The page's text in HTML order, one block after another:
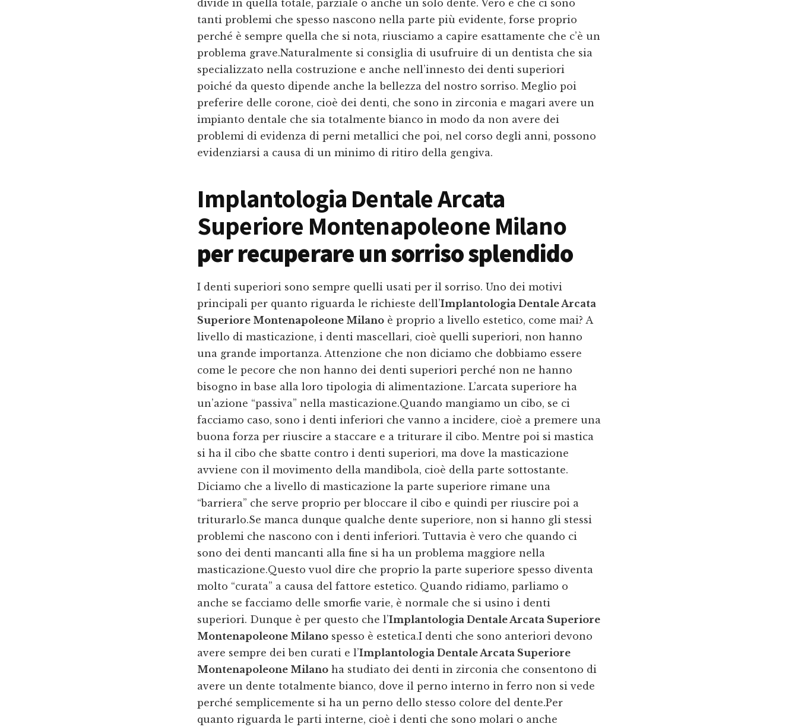
divide in quella totale, parziale o anche un solo dente. Vero è che ci sono
tanti problemi che spesso nascono nella parte più evidente, forse proprio
perché è sempre quella che si nota, riusciamo a capire esattamente che c’è un
problema grave.Naturalmente si consiglia di usufruire di un dentista che sia
specializzato nella costruzione e anche nell’innesto dei denti superiori
poiché da questo dipende anche la bellezza del nostro sorriso. Meglio poi
preferire delle corone, cioè dei denti, che sono in zirconia e magari avere un
impianto dentale che sia totalmente bianco in modo da non avere dei
problemi di evidenza di perni metallici che poi, nel corso degli anni, possono
evidenziarsi a causa di un minimo di ritiro della gengiva.
Implantologia Dentale Arcata
Superiore Montenapoleone Milano
per recuperare un sorriso splendido
I denti superiori sono sempre quelli usati per il sorriso. Uno dei motivi
principali per quanto riguarda le richieste dell’Implantologia Dentale Arcata
Superiore Montenapoleone Milano è proprio a livello estetico, come mai? A
livello di masticazione, i denti mascellari, cioè quelli superiori, non hanno
una grande importanza. Attenzione che non diciamo che dobbiamo essere
come le pecore che non hanno dei denti superiori perché non ne hanno
bisogno in base alla loro tipologia di alimentazione. L’arcata superiore ha
un’azione “passiva” nella masticazione.Quando mangiamo un cibo, se ci
facciamo caso, sono i denti inferiori che vanno a incidere, cioè a premere una
buona forza per riuscire a staccare e a triturare il cibo. Mentre poi si mastica
si ha il cibo che sbatte contro i denti superiori, ma dove la masticazione
avviene con il movimento della mandibola, cioè della parte sottostante.
Diciamo che a livello di masticazione la parte superiore rimane una
“barriera” che serve proprio per bloccare il cibo e quindi per riuscire poi a
triturarlo.Se manca dunque qualche dente superiore, non si hanno gli stessi
problemi che nascono con i denti inferiori. Tuttavia è vero che quando ci
sono dei denti mancanti alla fine si ha un problema maggiore nella
masticazione.Questo vuol dire che proprio la parte superiore spesso diventa
molto “curata” a causa del fattore estetico. Quando ridiamo, parliamo o
anche se facciamo delle smorfie varie, è normale che si usino i denti
superiori. Dunque è per questo che l’Implantologia Dentale Arcata Superiore
Montenapoleone Milano spesso è estetica.I denti che sono anteriori devono
avere sempre dei ben curati e l’Implantologia Dentale Arcata Superiore
Montenapoleone Milano ha studiato dei denti in zirconia che consentono di
avere un dente totalmente bianco, dove il perno interno in ferro non si vede
perché semplicemente si ha un perno dello stesso colore del dente.Per
quanto riguarda le parti interne, cioè i denti che sono molari o anche